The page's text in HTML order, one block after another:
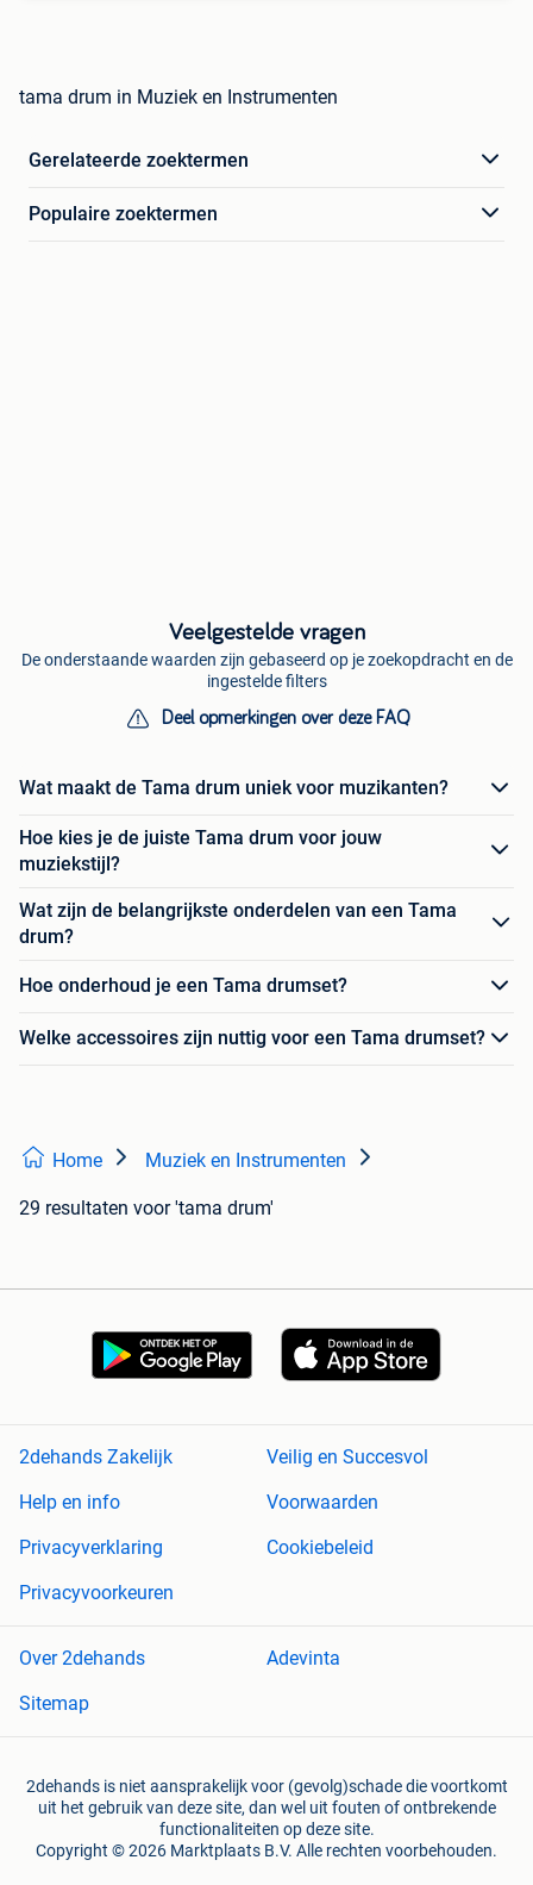
tama drum in Muziek en Instrumenten
Gerelateerde zoektermen
Populaire zoektermen
Veelgestelde vragen
De onderstaande waarden zijn gebaseerd op je zoekopdracht en de
ingestelde filters
Deel opmerkingen over deze FAQ
Wat maakt de Tama drum uniek voor muzikanten?
Hoe kies je de juiste Tama drum voor jouw
muziekstijl?
Wat zijn de belangrijkste onderdelen van een Tama
drum?
Hoe onderhoud je een Tama drumset?
Welke accessoires zijn nuttig voor een Tama drumset?
Home Muziek en Instrumenten
29 resultaten voor 'tama drum'
2dehands Zakelijk
Veilig en Succesvol
Help en info
Voorwaarden
Privacyverklaring
Cookiebeleid
Privacyvoorkeuren
Over 2dehands
Adevinta
Sitemap
2dehands is niet aansprakelijk voor (gevolg)schade die voortkomt
uit het gebruik van deze site, dan wel uit fouten of ontbrekende
functionaliteiten op deze site.
Copyright © 2026 Marktplaats B.V. Alle rechten voorbehouden.